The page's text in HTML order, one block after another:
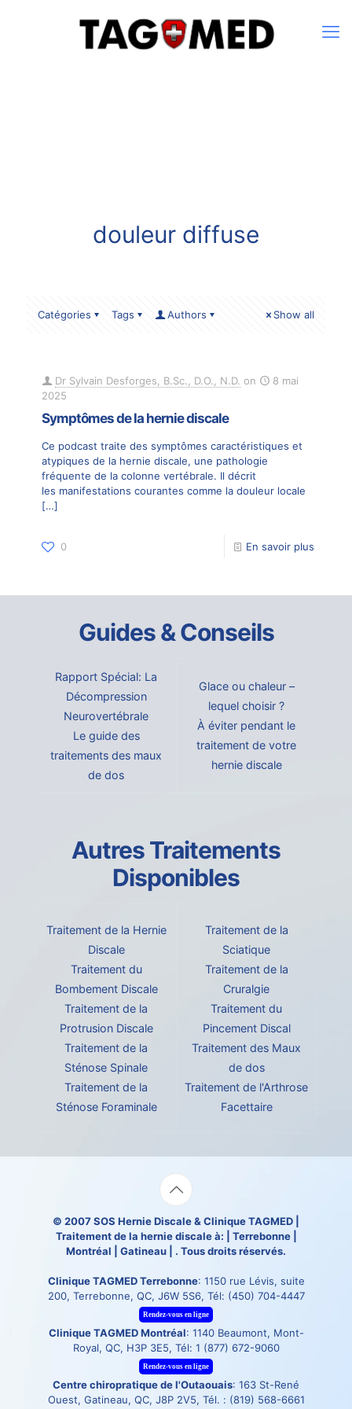
douleur diffuse
Catégories Tags Authors Show all
Dr Sylvain Desforges, B.Sc., D.O., N.D. on
8 mai
2025
Symptômes de la hernie discale
Ce podcast traite des symptômes caractéristiques et
atypiques de la hernie discale, une pathologie
fréquente de la colonne vertébrale. Il décrit
les manifestations courantes comme la douleur locale
[…]
0 En savoir plus
Guides & Conseils
Rapport Spécial: La
Décompression
Neurovertébrale
Le guide des
traitements des maux
de dos
Glace ou chaleur –
lequel choisir ?
À éviter pendant le
traitement de votre
hernie discale
Autres Traitements
Disponibles
Traitement de la Hernie
Discale
Traitement du
Bombement Discale
Traitement de la
Protrusion Discale
Traitement de la
Sténose Spinale
Traitement de la
Sténose Foraminale
Traitement de la
Sciatique
Traitement de la
Cruralgie
Traitement du
Pincement Discal
Traitement des Maux
de dos
Traitement de l'Arthrose
Facettaire
© 2007SOS Hernie Discale& Clinique TAGMED
Traitement de la hernie discale à: | Terrebonne |
Montréal | Gatineau | . Tous droits réservés.
Clinique TAGMED Terrebonne: 1150 rue Lévis, suite
200, Terrebonne, QC, J6W 5S6, Tél: (450) 704-4447
Rendez-vous en ligne
Clinique TAGMED Montréal: 1140 Beaumont, Mont-
Royal, QC, H3P 3E5, Tél: 1 (877) 672-9060
Rendez-vous en ligne
Centre chiropratique de l'Outaouais: 163 St-René
Ouest, Gatineau, QC, J8P 2V5, Tél. : (819) 568-6661